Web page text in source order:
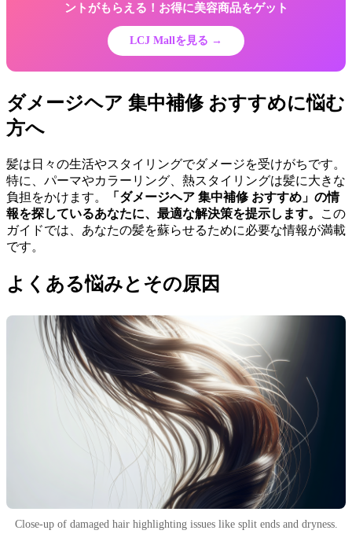
ントがもらえる！お得に美容商品をゲット
LCJ Mallを見る →
ダメージヘア 集中補修 おすすめに悩む
方へ
髪は日々の生活やスタイリングでダメージを受けがちです。
特に、パーマやカラーリング、熱スタイリングは髪に大きな
負担をかけます。
「ダメージヘア 集中補修 おすすめ」の情
報を探しているあなたに、最適な解決策を提示します。
この
ガイドでは、あなたの髪を蘇らせるために必要な情報が満載
です。
よくある悩みとその原因
Close-up of damaged hair highlighting issues like split ends and dryness.